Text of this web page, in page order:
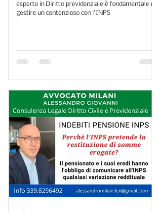
esperto in Diritto previdenziale è fondamentale nel
gestire un contenzioso con l'INPS